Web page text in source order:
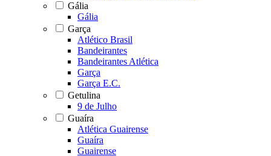
Gália
Gália
Garça
Atlético Brasil
Bandeirantes
Bandeirantes Atlética
Garça
Garça E.C.
Getulina
9 de Julho
Guaíra
Atlética Guairense
Guaíra
Guairense